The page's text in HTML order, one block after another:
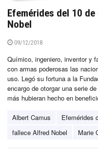
Efemérides del 10
Nobel
09/12/2018
Químico, ingeniero, inventor y
con armas poderosas las
uso. Legó su fortuna a la
encargo de otorgar una serie
más hubieran hecho en
Albert Camus
Efemérides
fallece Alfred Nobel
Marie